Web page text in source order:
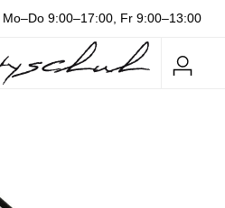
Mo–Do 9:00–17:00, Fr 9:00–13:00